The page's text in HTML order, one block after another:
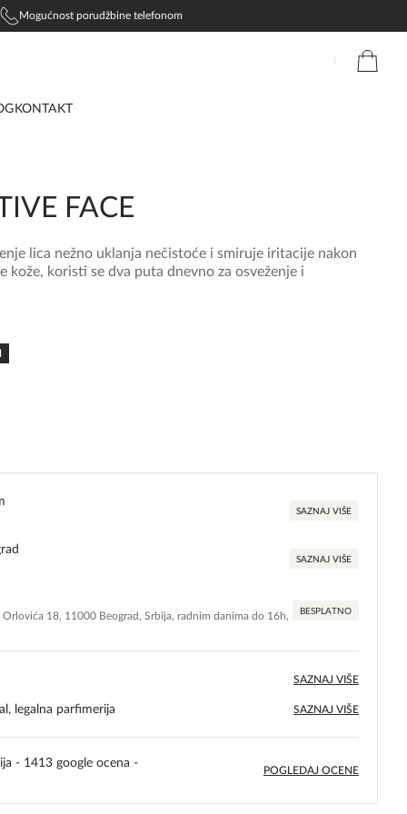
Mogućnost porudžbine telefonom
KONTAKT
FACE
lica nežno uklanja nečistoće i smiruje iritacije nakon
kože, koristi se dva puta dnevno za osveženje i
SAZNAJ VIŠE
SAZNAJ VIŠE
18, 11000 Beograd, Srbija, radnim danima do 16h, BESPLATNO
SAZNAJ VIŠE
legalna parfimerija SAZNAJ VIŠE
- 1413 google ocena -
POGLEDAJ OCENE